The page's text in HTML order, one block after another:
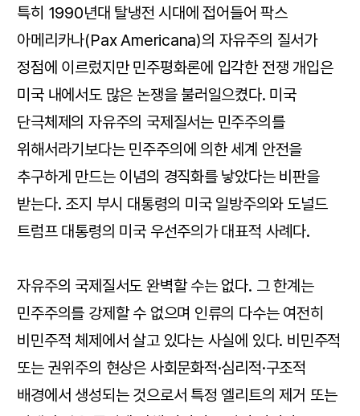
특히 1990년대 탈냉전 시대에 접어들어 팍스
아메리카나(Pax Americana)의 자유주의 질서가
정점에 이르렀지만 민주평화론에 입각한 전쟁 개입은
미국 내에서도 많은 논쟁을 불러일으켰다. 미국
단극체제의 자유주의 국제질서는 민주주의를
위해서라기보다는 민주주의에 의한 세계 안전을
추구하게 만드는 이념의 경직화를 낳았다는 비판을
받는다. 조지 부시 대통령의 미국 일방주의와 도널드
트럼프 대통령의 미국 우선주의가 대표적 사례다.
자유주의 국제질서도 완벽할 수는 없다. 그 한계는
민주주의를 강제할 수 없으며 인류의 다수는 여전히
비민주적 체제에서 살고 있다는 사실에 있다. 비민주적
또는 권위주의 현상은 사회문화적·심리적·구조적
배경에서 생성되는 것으로서 특정 엘리트의 제거 또는